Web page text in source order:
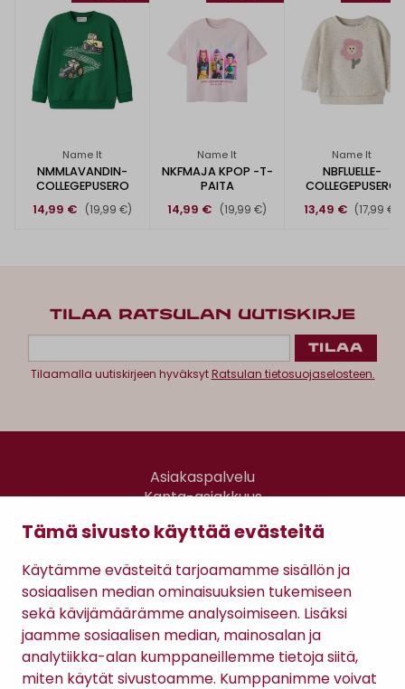
Tämä sivusto käyttää evästeitä
Käytämme evästeitä tarjoamamme sisällön ja
sosiaalisen median ominaisuuksien tukemiseen
sekä kävijämäärämme analysoimiseen. Lisäksi
jaamme sosiaalisen median, mainosalan ja
analytiikka-alan kumppaneillemme tietoja siitä,
miten käytät sivustoamme. Kumppanimme voivat
Name It
NMMLAVANDIN-
COLLEGEPUSERO
14,99 €
(19,99 €)
Name It
NKFMAJA KPOP -T-
PAITA
14,99 €
(19,99 €)
Name It
NBFLUELLE-
COLLEGEPUSERO
13,49 € (17,99 €)
TILAA RATSULAN UUTISKIRJE
Tilaamalla uutiskirjeen hyväksytRatsulan tietosuojaselosteen.
Asiakaspalvelu
Kanta-asiakkuus
Gomee Ratsula Café
Sopimusehdot
Tietosuojaseloste
Maksutavat